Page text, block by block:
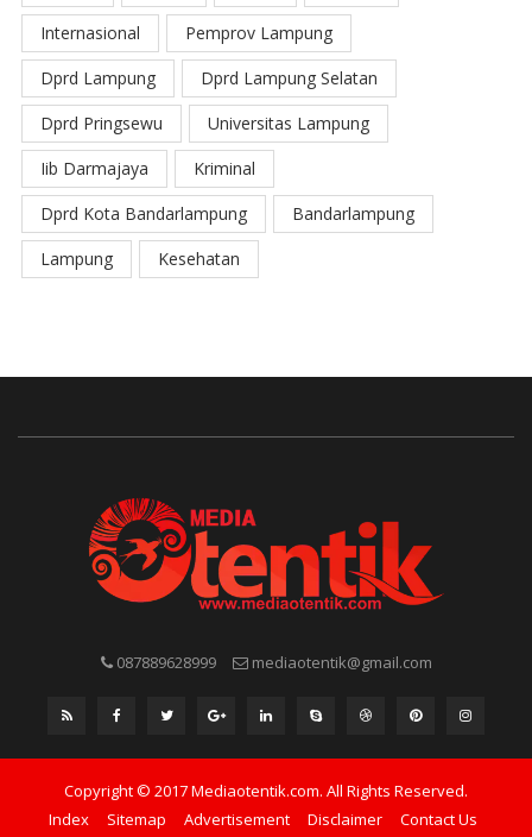
Internasional
Pemprov Lampung
Dprd Lampung
Dprd Lampung Selatan
Dprd Pringsewu
Universitas Lampung
Iib Darmajaya
Kriminal
Dprd Kota Bandarlampung
Bandarlampung
Lampung
Kesehatan
087889628999 mediaotentik@gmail.com
Copyright © 2017 Mediaotentik.com. All Rights Reserved.
Index
Sitemap Advertisement Disclaimer Contact Us